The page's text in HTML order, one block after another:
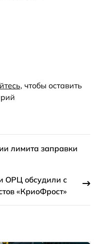
, чтобы оставить
лимита заправки
ОРЦ обсудили с
«КриоФрост»